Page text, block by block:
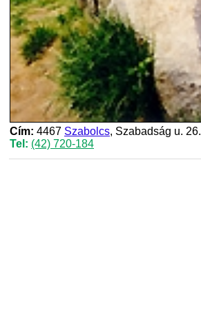
Cím: 4467 Szabolcs, Szabadság u. 26.
Tel: (42) 720-184